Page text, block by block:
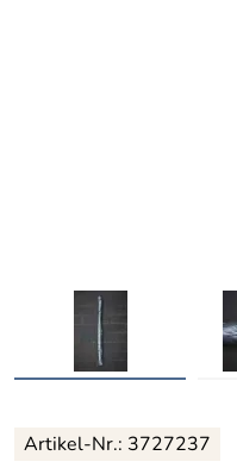
Artikel-Nr.: 3727237